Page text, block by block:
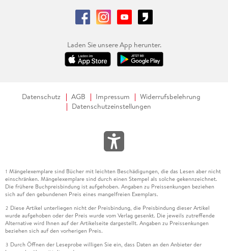
Laden Sie unsere App herunter.
Datenschutz AGB Impressum
Widerrufsbelehrung
Datenschutzeinstellungen
1 Mängelexemplare sind Bücher mit leichten Beschädigungen, die das Lesen aber nicht
einschränken. Mängelexemplare sind durch einen Stempel als solche gekennzeichnet.
Die frühere Buchpreisbindung ist aufgehoben. Angaben zu Preissenkungen beziehen
sich auf den gebundenen Preis eines mangelfreien Exemplars.
2 Diese Artikel unterliegen nicht der Preisbindung, die Preisbindung dieser Artikel
wurde aufgehoben oder der Preis wurde vom Verlag gesenkt. Die jeweils zutreffende
Alternative wird Ihnen auf der Artikelseite dargestellt. Angaben zu Preissenkungen
beziehen sich auf den vorherigen Preis.
3 Durch Öffnen der Leseprobe willigen Sie ein, dass Daten an den Anbieter der